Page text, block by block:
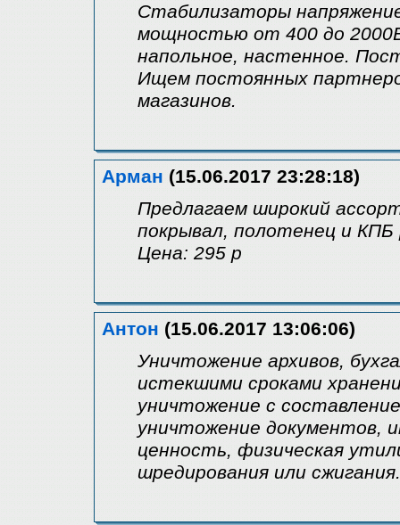
Стабилизаторы
мощностью от 400 до
напольное, настенное.
Ищем постоянных
магазинов.
Арман (15.06.2017 23:28:18)
Предлагаем широкий
покрывал, полотенец и КПБ
Цена: 295 р
Антон (15.06.2017 13:06:06)
Уничтожение архивов,
истекшими сроками
уничтожение с
уничтожение документов,
ценность, физическая
шредирования или сжигания.